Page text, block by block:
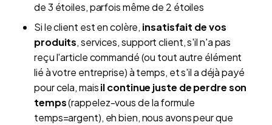
de 3 étoiles, parfois même de 2 étoiles
Si le client est en colère, insatisfait de vos
produits, services, support client, s'il n'a pas
reçu l'article commandé (ou tout autre élément
lié à votre entreprise) à temps, et s'il a déjà payé
pour cela, maisil continue juste de perdre son
temps(rappelez-vous de la formule
temps=argent), eh bien, nous avons peur que